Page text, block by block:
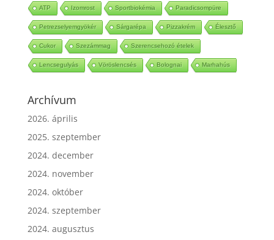
ATP Izomrost Sportbiokémia Paradicsompüre
Petrezselyemgyökér Sárgarépa Pizzakrém Élesztő
Cukor Szezámmag Szerencsehozó ételek
Lencsegulyás Vöröslencsés Bolognai Marhahús
Archívum
2026. április
2025. szeptember
2024. december
2024. november
2024. október
2024. szeptember
2024. augusztus